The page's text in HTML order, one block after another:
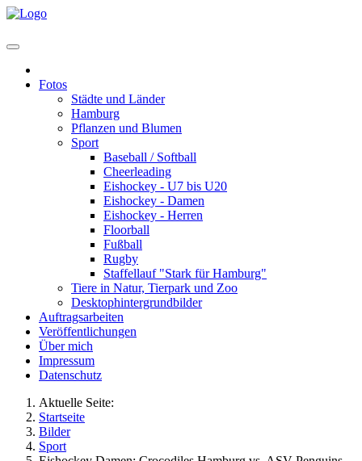
Fotos
Städte und Länder
Hamburg
Pflanzen und Blumen
Sport
Baseball / Softball
Cheerleading
Eishockey - U7 bis U20
Eishockey - Damen
Eishockey - Herren
Floorball
Fußball
Rugby
Staffellauf "Stark für Hamburg"
Tiere in Natur, Tierpark und Zoo
Desktophintergrundbilder
Auftragsarbeiten
Veröffentlichungen
Über mich
Impressum
Datenschutz
Aktuelle Seite:
Startseite
Bilder
Sport